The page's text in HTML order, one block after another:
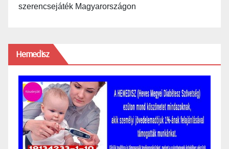
szerencsejáték Magyarországon
Hemedisz